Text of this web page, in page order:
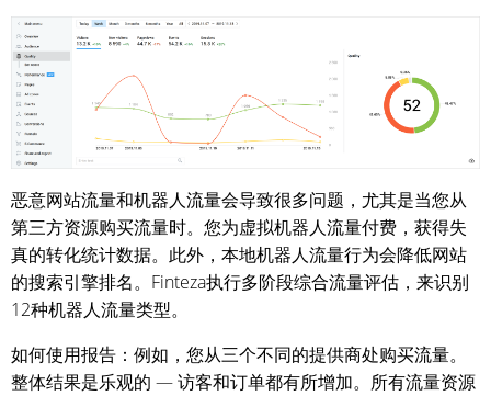
恶意网站流量和机器人流量会导致很多问题，尤其是当您从
第三方资源购买流量时。您为虚拟机器人流量付费，获得失
真的转化统计数据。此外，本地机器人流量行为会降低网站
的搜索引擎排名。Finteza执行多阶段综合流量评估，来识别
12种机器人流量类型。
如何使用报告：例如，您从三个不同的提供商处购买流量。
整体结果是乐观的 — 访客和订单都有所增加。所有流量资源